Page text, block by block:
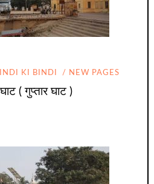
KI BINDI NEW PAGES
( गुप्तार घाट )